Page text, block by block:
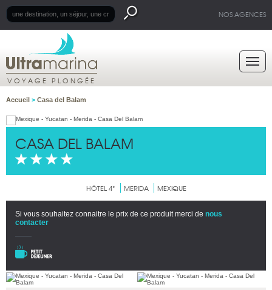
NOS AGENCES
VOYAGE PLONGÉE
Accueil > Casa del Balam
CASA DEL BALAM
HÔTEL 4* MERIDA MEXIQUE
Si vous souhaitez connaitre le prix de ce produit merci de nous
contacter